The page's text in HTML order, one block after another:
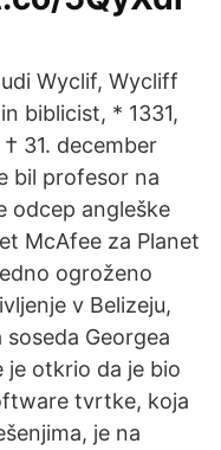
Wyclif, Wycliff
biblicist, * 1331,
31. december
bil profesor na
odcep angleške
McAfee za Planet
ogroženo
v Belizeju,
Georgea
otkrio da je bio
tvrtke, koja
je na